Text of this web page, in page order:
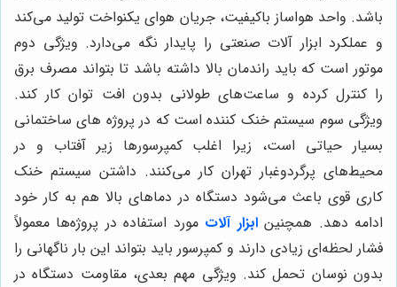
باشد. واحد هواساز باکیفیت، جریان هوای یکنواخت تولید می‌کند
و عملکرد ابزار آلات صنعتی را پایدار نگه می‌دارد. ویژگی دوم
موتور است که باید راندمان بالا داشته باشد تا بتواند مصرف برق
را کنترل کرده و ساعت‌های طولانی بدون افت توان کار کند.
ویژگی سوم سیستم خنک کننده است که در پروژه های ساختمانی
بسیار حیاتی است، زیرا اغلب کمپرسورها زیر آفتاب و در
محیط‌های پرگردوغبار تهران کار می‌کنند. داشتن سیستم خنک
کاری قوی باعث می‌شود دستگاه در دماهای بالا هم به کار خود
ادامه دهد. همچنینابزار آلات مورد استفاده در پروژه‌ها معمولاً
فشار لحظه‌ای زیادی دارند و کمپرسور باید بتواند این بار ناگهانی را
بدون نوسان تحمل کند. ویژگی مهم بعدی، مقاومت دستگاه در